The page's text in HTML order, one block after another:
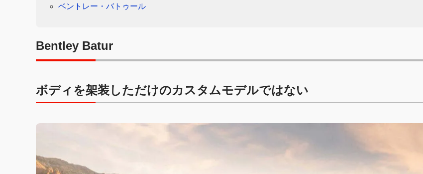
ベントレー・バトゥール
Bentley Batur
ボディを架装しただけのカスタムモデルではない